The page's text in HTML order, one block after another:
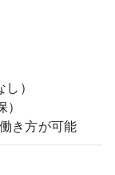
）
き方が可能